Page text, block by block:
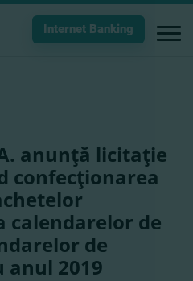
Internet Banking
anunţă licitaţie
confecţionarea
calendarelor de
de
2019